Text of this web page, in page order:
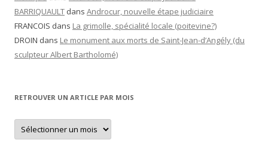
BARRIQUAULT dans Androcur, nouvelle étape judiciaire
FRANCOIS dans La grimolle, spécialité locale (poitevine?)
DROIN dans Le monument aux morts de Saint-Jean-d’Angély (du
sculpteur Albert Bartholomé)
RETROUVER UN ARTICLE PAR MOIS
Retrouver
un
article